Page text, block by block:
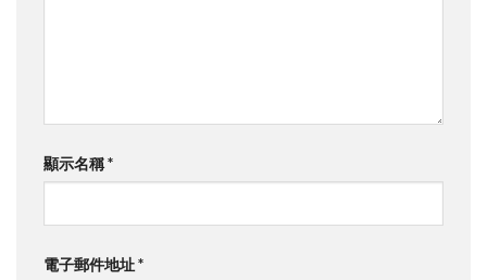
顯示名稱*
電子郵件地址*